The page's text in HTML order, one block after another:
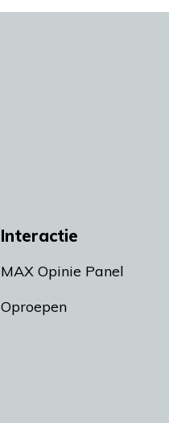
Interactie
MAX Opinie Panel
Oproepen